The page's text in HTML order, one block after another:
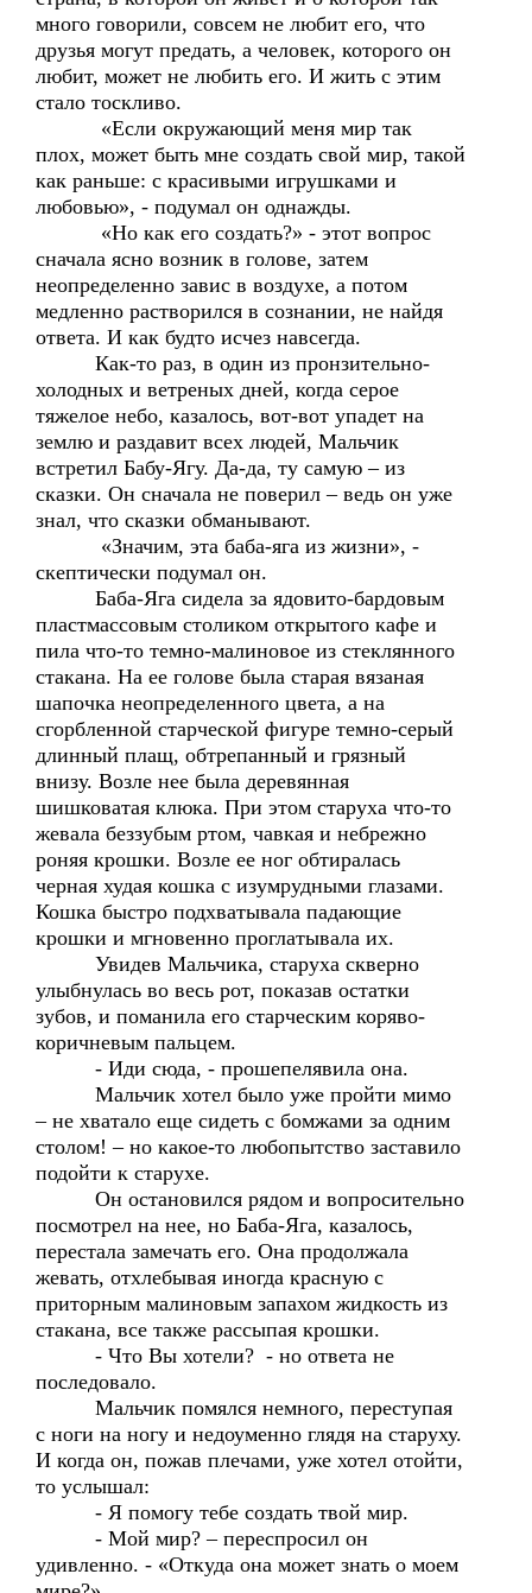
много говорили, совсем не любит его, что
друзья могут предать, а человек, которого он
любит, может не любить его. И жить с этим
стало тоскливо.
«Если окружающий меня мир так
плох, может быть мне создать свой мир, такой
как раньше: с красивыми игрушками и
любовью», - подумал он однажды.
«Но как его создать?» - этот вопрос
сначала ясно возник в голове, затем
неопределенно завис в воздухе, а потом
медленно растворился в сознании, не найдя
ответа. И как будто исчез навсегда.
Как-то раз, в один из пронзительно-
холодных и ветреных дней, когда серое
тяжелое небо, казалось, вот-вот упадет на
землю и раздавит всех людей, Мальчик
встретил Бабу-Ягу. Да-да, ту самую – из
сказки. Он сначала не поверил – ведь он уже
знал, что сказки обманывают.
«Значим, эта баба-яга из жизни», -
скептически подумал он.
Баба-Яга сидела за ядовито-бардовым
пластмассовым столиком открытого кафе и
пила что-то темно-малиновое из стеклянного
стакана. На ее голове была старая вязаная
шапочка неопределенного цвета, а на
сгорбленной старческой фигуре темно-серый
длинный плащ, обтрепанный и грязный
внизу. Возле нее была деревянная
шишковатая клюка. При этом старуха что-то
жевала беззубым ртом, чавкая и небрежно
роняя крошки. Возле ее ног обтиралась
черная худая кошка с изумрудными глазами.
Кошка быстро подхватывала падающие
крошки и мгновенно проглатывала их.
Увидев Мальчика, старуха скверно
улыбнулась во весь рот, показав остатки
зубов, и поманила его старческим коряво-
коричневым пальцем.
- Иди сюда, - прошепелявила она.
Мальчик хотел было уже пройти мимо
– не хватало еще сидеть с бомжами за одним
столом! – но какое-то любопытство заставило
подойти к старухе.
Он остановился рядом и вопросительно
посмотрел на нее, но Баба-Яга, казалось,
перестала замечать его. Она продолжала
жевать, отхлебывая иногда красную с
приторным малиновым запахом жидкость из
стакана, все также рассыпая крошки.
- Что Вы хотели? - но ответа не
последовало.
Мальчик помялся немного, переступая
с ноги на ногу и недоуменно глядя на старуху.
И когда он, пожав плечами, уже хотел отойти,
то услышал:
- Я помогу тебе создать твой мир.
- Мой мир? – переспросил он
удивленно. - «Откуда она может знать о моем